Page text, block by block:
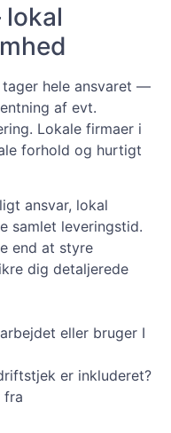
hele ansvaret —
af evt.
Lokale firmaer i
forhold og hurtigt
ansvar, lokal
samlet leveringstid.
end at styre
dig detaljerede
eller bruger I
er inkluderet?
fra